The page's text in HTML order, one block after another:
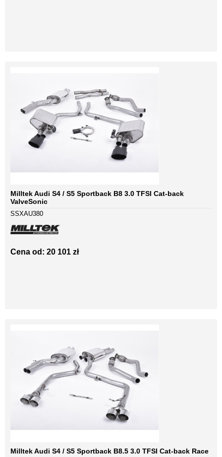
Milltek Audi S4 / S5 Sportback B8 3.0 TFSI Cat-back
ValveSonic
SSXAU380
Cena od: 20 101 zł
Milltek Audi S4 / S5 Sportback B8.5 3.0 TFSI Cat-back Race